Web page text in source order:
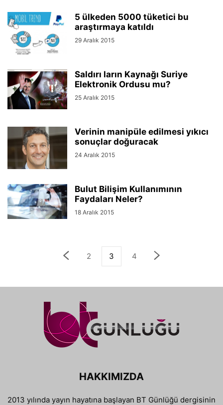
5 ülkeden 5000 tüketici bu
araştırmaya katıldı
29 Aralık 2015
Saldırı ların Kaynağı Suriye
Elektronik Ordusu mu?
25 Aralık 2015
Verinin manipüle edilmesi yıkıcı
sonuçlar doğuracak
24 Aralık 2015
Bulut Bilişim Kullanımının
Faydaları Neler?
18 Aralık 2015
2 3 4
HAKKIMIZDA
2013 yılında yayın hayatına başlayan BT Günlüğü dergisinin